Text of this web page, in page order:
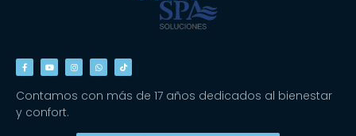
Contamos con más de 17 años dedicados al bienestar
y confort.